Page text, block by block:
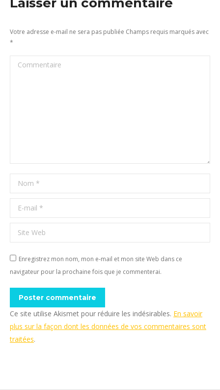
Votre adresse e-mail ne sera pas publiée Champs requis marqués avec
*
Commentaire
Nom *
E-mail *
Site Web
Enregistrez mon nom, mon e-mail et mon site Web dans ce
navigateur pour la prochaine fois que je commenterai.
Poster commentaire
Ce site utilise Akismet pour réduire les indésirables. En savoir
plus sur la façon dont les données de vos commentaires sont
traitées.